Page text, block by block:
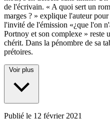
de l'écrivain. « A quoi sert un
marges ? » explique l'auteur
l'invité de l'émission «¿que l'on
Portnoy et son complexe » reste
chérit. Dans la pénombre de sa
prétoires.
Voir plus
Publié le 12 février 2021